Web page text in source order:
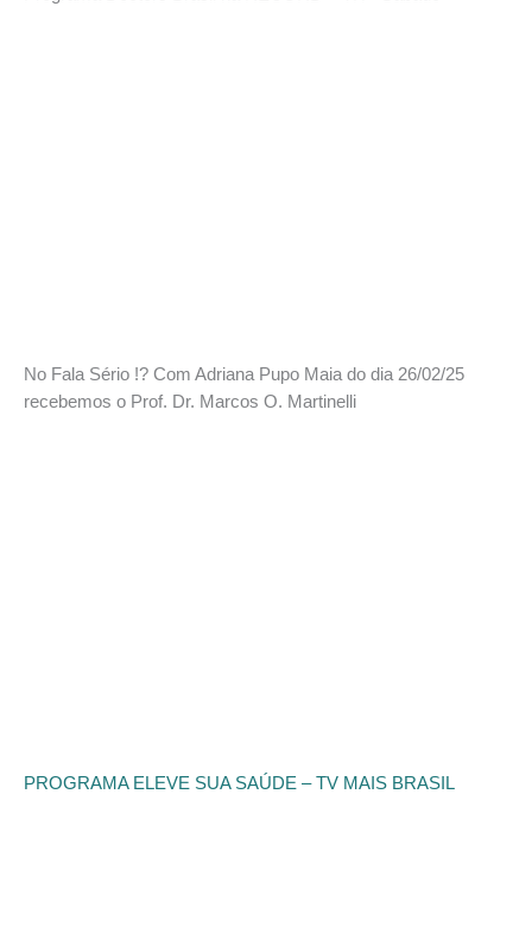
No Fala Sério !? Com Adriana Pupo Maia do dia 26/02/25
recebemos o Prof. Dr. Marcos O. Martinelli
PROGRAMA ELEVE SUA SAÚDE – TV MAIS BRASIL